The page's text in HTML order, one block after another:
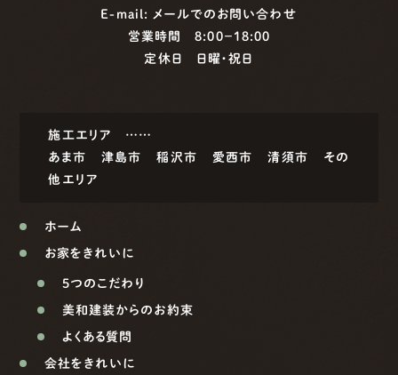
E-mail: メールでのお問い合わせ
営業時間 8:00−18:00
定休日 日曜・祝日
施工エリア ……
あま市
津島市 稲沢市 愛西市 清須市
その
他エリア
ホーム
お家をきれいに
5つのこだわり
美和建装からのお約束
よくある質問
会社をきれいに